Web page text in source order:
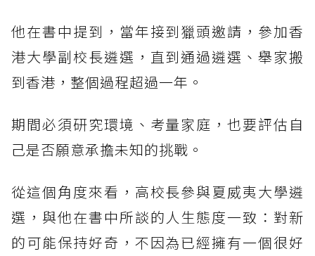
他在書中提到，當年接到獵頭邀請，參加香
港大學副校長遴選，直到通過遴選、舉家搬
到香港，整個過程超過一年。
期間必須研究環境、考量家庭，也要評估自
己是否願意承擔未知的挑戰。
從這個角度來看，高校長參與夏威夷大學遴
選，與他在書中所談的人生態度一致：對新
的可能保持好奇，不因為已經擁有一個很好